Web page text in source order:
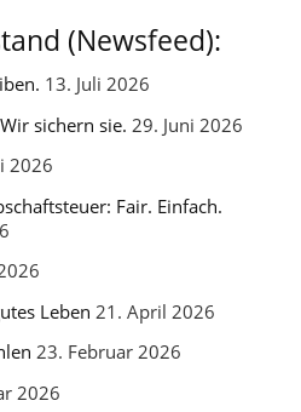
(Newsfeed):
13. Juli 2026
sichern sie. 29. Juni 2026
2026
Fair. Einfach.
Leben 21. April 2026
23. Februar 2026
2026